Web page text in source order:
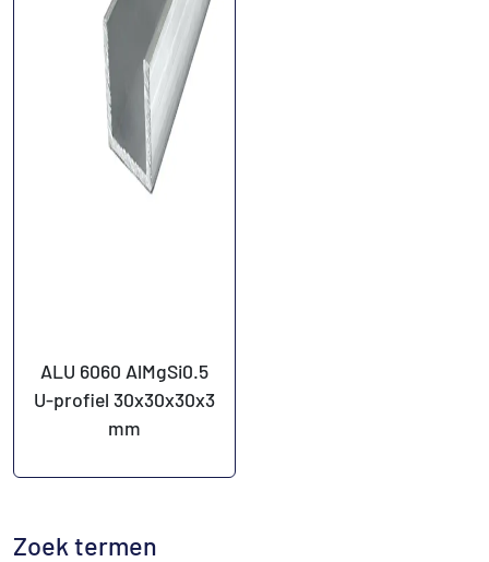
ALU 6060 AlMgSi0.5
U-profiel 30x30x30x3
mm
Zoek termen